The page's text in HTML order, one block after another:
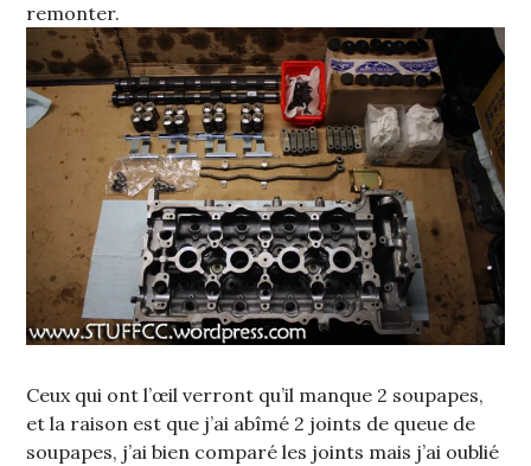
remonter.
Ceux qui ont l’œil verront qu’il manque 2 soupapes,
et la raison est que j’ai abîmé 2 joints de queue de
soupapes, j’ai bien comparé les joints mais j’ai oublié